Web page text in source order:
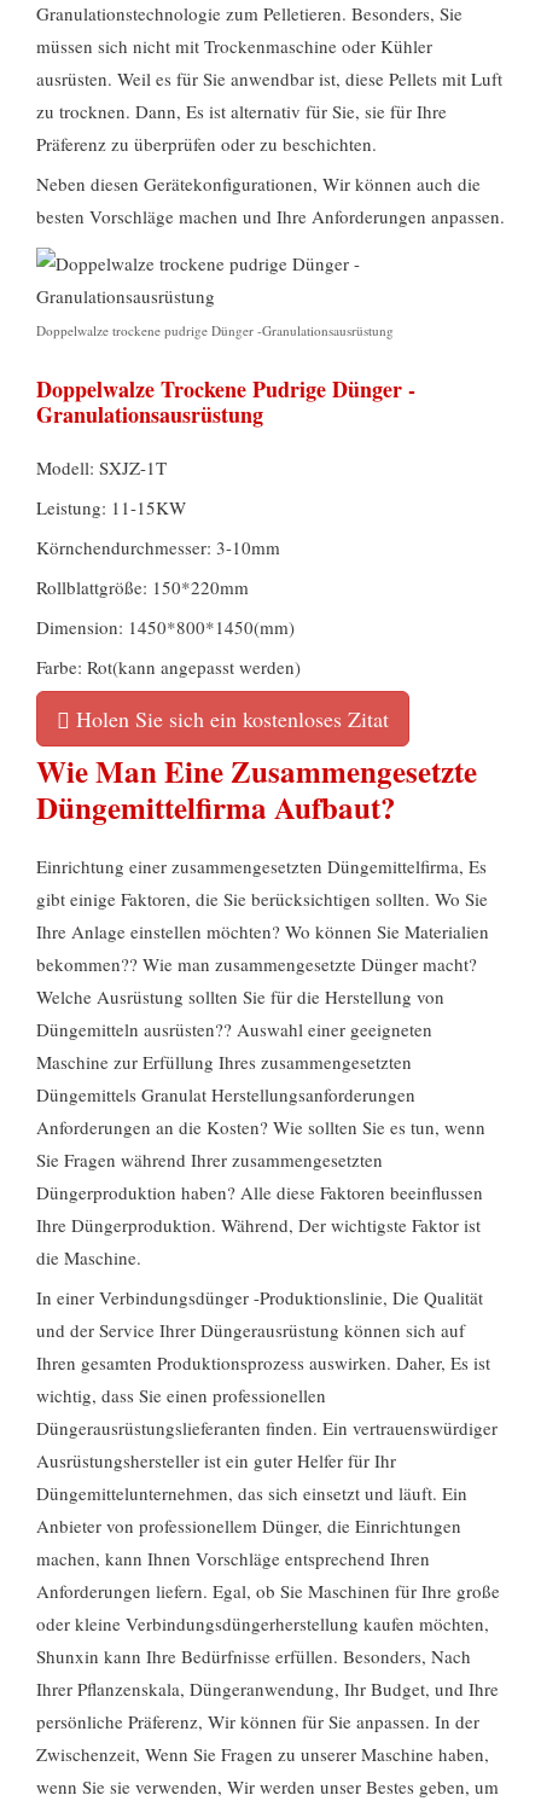
Granulationstechnologie zum Pelletieren. Besonders, Sie
müssen sich nicht mit Trockenmaschine oder Kühler
ausrüsten. Weil es für Sie anwendbar ist, diese Pellets mit Luft
zu trocknen. Dann, Es ist alternativ für Sie, sie für Ihre
Präferenz zu überprüfen oder zu beschichten.
Neben diesen Gerätekonfigurationen, Wir können auch die
besten Vorschläge machen und Ihre Anforderungen anpassen.
Doppelwalze trockene pudrige Dünger -Granulationsausrüstung
Doppelwalze Trockene Pudrige Dünger -
Granulationsausrüstung
Modell: SXJZ-1T
Leistung: 11-15KW
Körnchendurchmesser: 3-10mm
Rollblattgröße: 150*220mm
Dimension: 1450*800*1450(mm)
Farbe: Rot(kann angepasst werden)
Holen Sie sich ein kostenloses Zitat
Wie Man Eine Zusammengesetzte
Düngemittelfirma Aufbaut?
Einrichtung einer zusammengesetzten Düngemittelfirma, Es
gibt einige Faktoren, die Sie berücksichtigen sollten. Wo Sie
Ihre Anlage einstellen möchten? Wo können Sie Materialien
bekommen?? Wie man zusammengesetzte Dünger macht?
Welche Ausrüstung sollten Sie für die Herstellung von
Düngemitteln ausrüsten?? Auswahl einer geeigneten
Maschine zur Erfüllung Ihres zusammengesetzten
Düngemittels Granulat Herstellungsanforderungen
Anforderungen an die Kosten? Wie sollten Sie es tun, wenn
Sie Fragen während Ihrer zusammengesetzten
Düngerproduktion haben? Alle diese Faktoren beeinflussen
Ihre Düngerproduktion. Während, Der wichtigste Faktor ist
die Maschine.
In einer Verbindungsdünger -Produktionslinie, Die Qualität
und der Service Ihrer Düngerausrüstung können sich auf
Ihren gesamten Produktionsprozess auswirken. Daher, Es ist
wichtig, dass Sie einen professionellen
Düngerausrüstungslieferanten finden. Ein vertrauenswürdiger
Ausrüstungshersteller ist ein guter Helfer für Ihr
Düngemittelunternehmen, das sich einsetzt und läuft. Ein
Anbieter von professionellem Dünger, die Einrichtungen
machen, kann Ihnen Vorschläge entsprechend Ihren
Anforderungen liefern. Egal, ob Sie Maschinen für Ihre große
oder kleine Verbindungsdüngerherstellung kaufen möchten,
Shunxin kann Ihre Bedürfnisse erfüllen. Besonders, Nach
Ihrer Pflanzenskala, Düngeranwendung, Ihr Budget, und Ihre
persönliche Präferenz, Wir können für Sie anpassen. In der
Zwischenzeit, Wenn Sie Fragen zu unserer Maschine haben,
wenn Sie sie verwenden, Wir werden unser Bestes geben, um